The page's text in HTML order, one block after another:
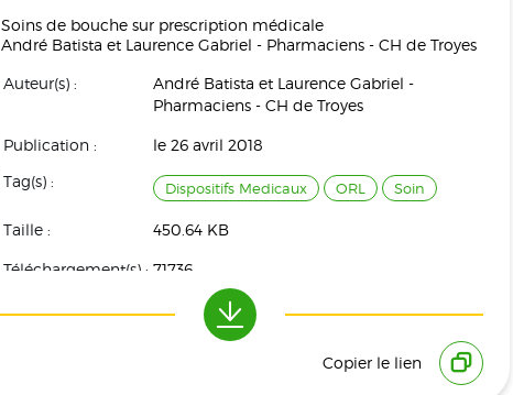
Soins de bouche sur prescription médicale
André Batista et Laurence Gabriel - Pharmaciens - CH de Troyes
Auteur(s) :
André Batista et Laurence Gabriel -
Pharmaciens - CH de Troyes
Publication :
le 26 avril 2018
Tag(s) :
Dispositifs Medicaux ORL Soin
Taille : 450.64 KB
Téléchargement(s) : 71736
Copier le lien